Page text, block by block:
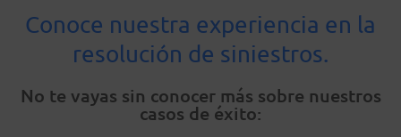
Conoce nuestra experiencia en la
resolución de siniestros.
No te vayas sin conocer más sobre nuestros
casos de éxito: